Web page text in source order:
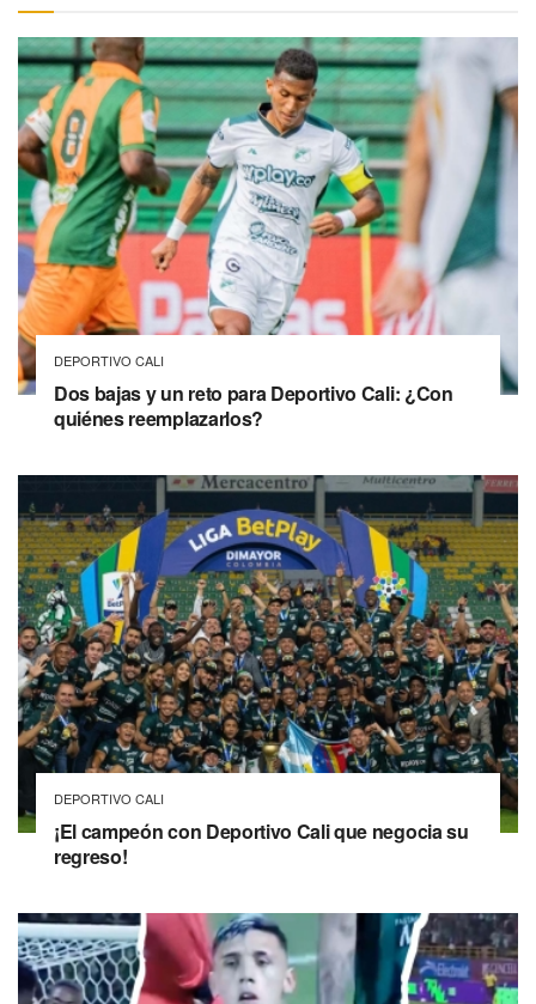
DEPORTIVO CALI
Dos bajas y un reto para Deportivo Cali: ¿Con
quiénes reemplazarlos?
DEPORTIVO CALI
¡El campeón con Deportivo Cali que negocia su
regreso!